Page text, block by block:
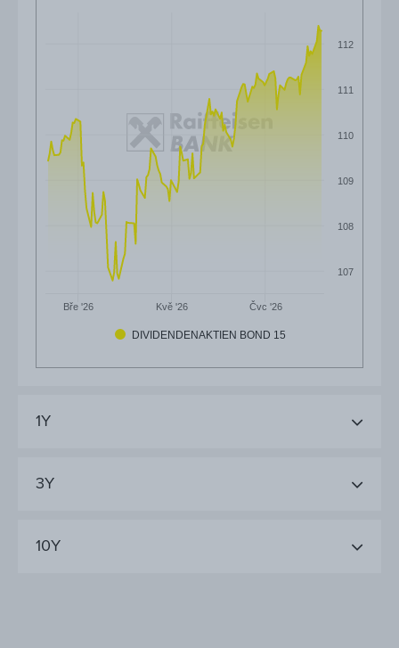
DIVIDENDENAKTIEN BOND 15
Bře '26 Kvě '26 Čvc '26
107
108
109
110
111
112
1Y
3Y
10Y